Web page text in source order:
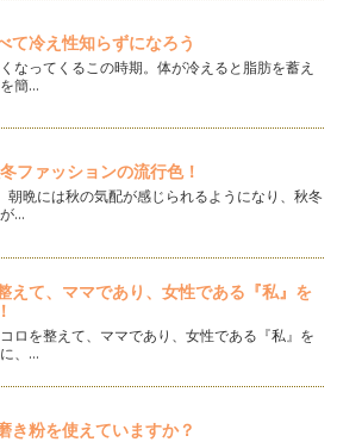
ア☆こどもの日
」。 端午の節句とも呼ばれ、「鎧
飾り、男…
デア☆手作りガーランド☆
どものためのディプロマクラス
アイデア☆子どものお祝いする気持ち
生日を家族で祝っていた娘たちは、祖
の誕生日には…
デア☆招待状
たら、是非おすすめしたいのは招待
ア☆デコレーショングッズ
頃。 お子さまの卒入学（園）シーズ
て冷え性知らずになろう
なってくるこの時期。体が冷えると脂肪を蓄え
簡…
ファッションの流行色！
朝晩には秋の気配が感じられるようになり、秋冬
…
えて、ママであり、女性である『私』を
ロを整えて、ママであり、女性である『私』を
、…
き粉を使えていますか？